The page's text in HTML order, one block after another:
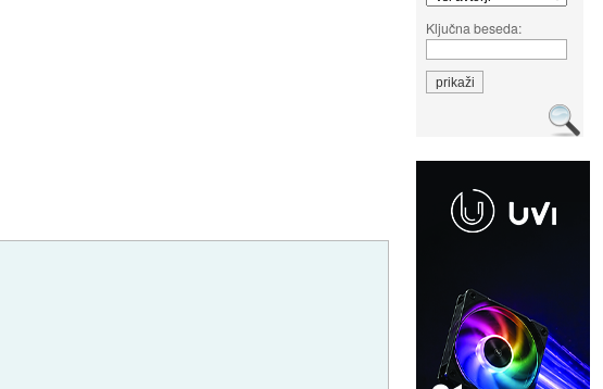
Ključna beseda: